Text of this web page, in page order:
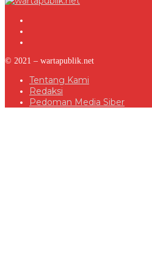
© 2021 – wartapublik.net
Tentang Kami
Redaksi
Pedoman Media Siber